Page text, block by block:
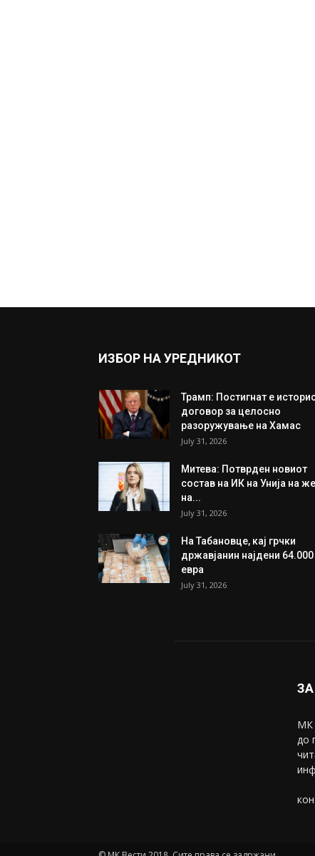
ИЗБОР НА УРЕДНИКОТ
Трамп: Постигнат е
договор за целосно
разоружување на Хамас
July 31, 2026
Митева: Потврден новиот
состав на ИК на Унија на
на...
July 31, 2026
На Табановце, кај грчки
државјанин најдени 64.000
евра
July 31, 2026
МК
до